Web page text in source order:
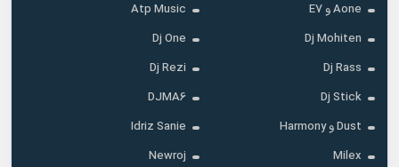
Aone و E7
Atp Music
Dj Mohiten
Dj One
Dj Rass
Dj Rezi
Dj Stick
DJMA6
Dust و Harmony
Idriz Sanie
Milex
Newroj